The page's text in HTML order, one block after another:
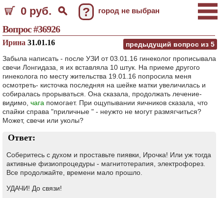
0 руб. ? город не выбран
Вопрос #36926
предыдущий вопрос из 5
Ирина 31.01.16
Забыла написать - после УЗИ от 03.01.16 гинеколог прописывала
свечи Лонгидаза, я их вставляла 10 штук. На приеме другого
гинеколога по месту жительства 19.01.16 попросила меня
осмотреть- кисточка последняя на шейке матки увеличилась и
собиралась прорываться. Она сказала, продолжать лечение-
видимо, чага помогает. При ощупывании яичников сказала, что
спайки справа "приличные " - неужто не могут размягчиться?
Может, свечи или уколы?
Ответ:
Соберитесь с духом и проставьте пиявки, Ирочка! Или уж тогда
активные физиопроцедуры - магнитотерапия, электрофорез.
Все продолжайте, времени мало прошло.
УДАЧИ! До связи!